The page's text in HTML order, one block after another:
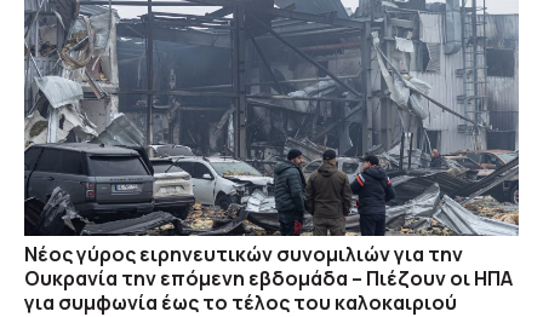
Νέος γύρος ειρηνευτικών συνομιλιών για την
Ουκρανία την επόμενη εβδομάδα – Πιέζουν οι ΗΠΑ
για συμφωνία έως το τέλος του καλοκαιριού